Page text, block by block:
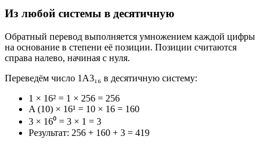
Из любой системы в десятичную
Обратный перевод выполняется умножением каждой цифры
на основание в степени её позиции. Позиции считаются
справа налево, начиная с нуля.
Переведём число 1A3₁₆ в десятичную систему:
1 × 16² = 1 × 256 = 256
A (10) × 16¹ = 10 × 16 = 160
3 × 16⁰ = 3 × 1 = 3
Результат: 256 + 160 + 3 = 419